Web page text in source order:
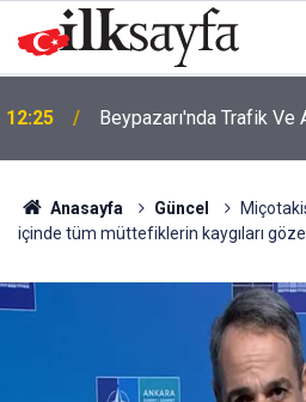
12:25 Beypazarı'nda Trafik Ve
Anasayfa Güncel
içinde tüm müttefiklerin kaygıları